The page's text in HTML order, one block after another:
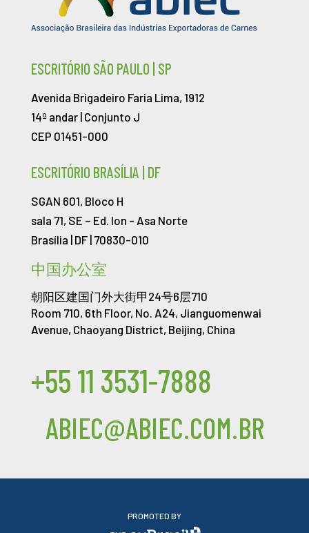
ESCRITÓRIO SÃO PAULO | SP
Avenida Brigadeiro Faria Lima, 1912
14º andar | Conjunto J
CEP 01451-000
ESCRITÓRIO BRASÍLIA | DF
SGAN 601, Bloco H
sala 71, SE – Ed. Ion - Asa Norte
Brasília | DF | 70830-010
中国办公室
朝阳区建国门外大街甲24号6层710
Room 710, 6th Floor, No. A24, Jianguomenwai
Avenue, Chaoyang District, Beijing, China
+55 11 3531-7888
ABIEC@ABIEC.COM.BR
PROMOTED BY